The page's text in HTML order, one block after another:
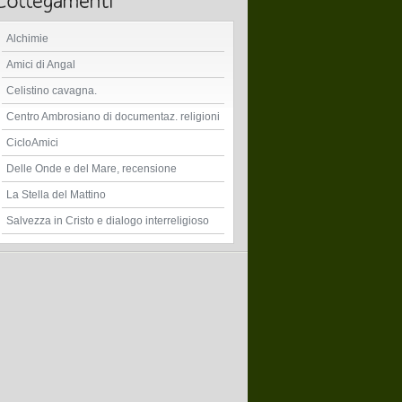
Alchimie
Amici di Angal
Celistino cavagna.
Centro Ambrosiano di documentaz. religioni
CicloAmici
Delle Onde e del Mare, recensione
La Stella del Mattino
Salvezza in Cristo e dialogo interreligioso